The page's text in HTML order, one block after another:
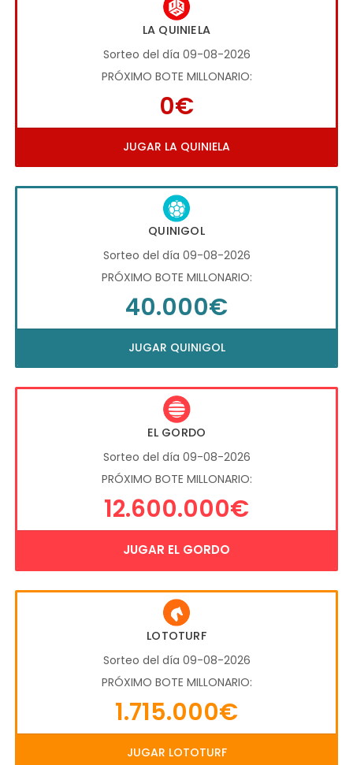
LA QUINIELA
Sorteo del día 09-08-2026
PRÓXIMO BOTE MILLONARIO:
0€
JUGAR LA QUINIELA
QUINIGOL
Sorteo del día 09-08-2026
PRÓXIMO BOTE MILLONARIO:
40.000€
JUGAR QUINIGOL
EL GORDO
Sorteo del día 09-08-2026
PRÓXIMO BOTE MILLONARIO:
12.600.000€
JUGAR EL GORDO
LOTOTURF
Sorteo del día 09-08-2026
PRÓXIMO BOTE MILLONARIO:
1.715.000€
JUGAR LOTOTURF